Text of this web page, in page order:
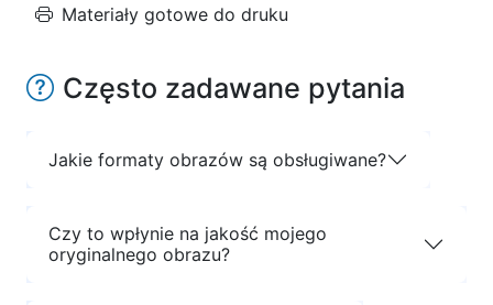
Materiały gotowe do druku
Często zadawane pytania
Jakie formaty obrazów są obsługiwane?
Czy to wpłynie na jakość mojego
oryginalnego obrazu?